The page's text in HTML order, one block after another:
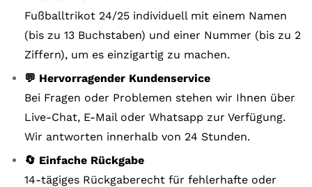
Fußballtrikot 24/25 individuell mit einem Namen
(bis zu 13 Buchstaben) und einer Nummer (bis zu 2
Ziffern), um es einzigartig zu machen.
💬 Hervorragender Kundenservice
Bei Fragen oder Problemen stehen wir Ihnen über
Live-Chat, E-Mail oder Whatsapp zur Verfügung.
Wir antworten innerhalb von 24 Stunden.
🔄 Einfache Rückgabe
14-tägiges Rückgaberecht für fehlerhafte oder